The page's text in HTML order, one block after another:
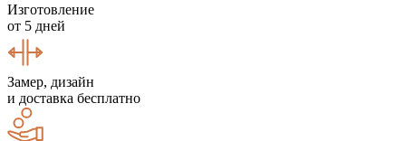
Изготовление
от 5 дней
Замер, дизайн
и доставка бесплатно